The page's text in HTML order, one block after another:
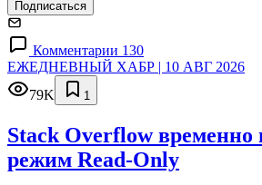
Подписаться
Комментарии 130
ЕЖЕДНЕВНЫЙ ХАБР | 10 АВГ 2026
79K
1
Stack Overflow временно
режим Read-Only